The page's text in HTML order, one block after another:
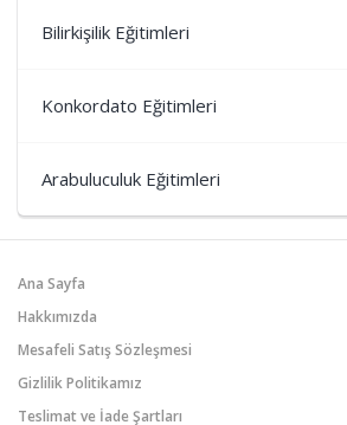
Bilirkişilik Eğitimleri
Konkordato Eğitimleri
Arabuluculuk Eğitimleri
Ana Sayfa
Hakkımızda
Mesafeli Satış Sözleşmesi
Gizlilik Politikamız
Teslimat ve İade Şartları